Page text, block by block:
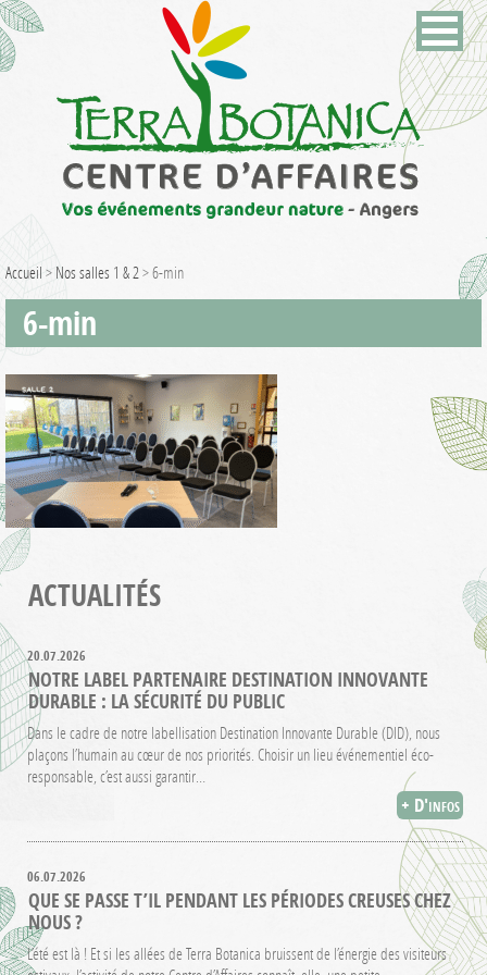
Accueil > Nos salles 1 & 2>6-min
6-min
ACTUALITÉS
20.07.2026
NOTRE LABEL PARTENAIRE DESTINATION INNOVANTE
DURABLE : LA SÉCURITÉ DU PUBLIC
Dans le cadre de notre labellisation Destination Innovante Durable (DID), nous
plaçons l’humain au cœur de nos priorités. Choisir un lieu événementiel éco-
responsable, c’est aussi garantir…
+ D'infos
06.07.2026
QUE SE PASSE T’IL PENDANT LES PÉRIODES CREUSES CHEZ
NOUS ?
L’été est là ! Et si les allées de Terra Botanica bruissent de l’énergie des visiteurs